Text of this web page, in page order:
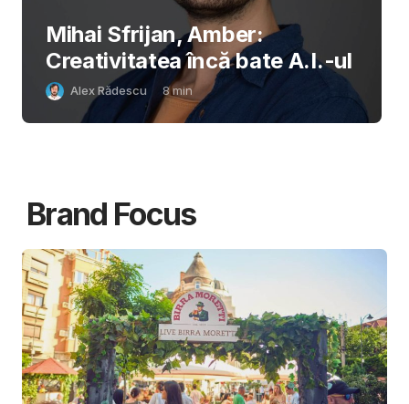
Mihai Sfrijan, Amber:
Creativitatea încă bate A.I.-ul
Alex Rădescu 8min
Brand Focus